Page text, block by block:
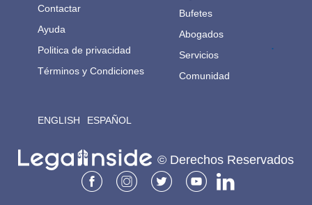
Contactar
Ayuda
Politica de privacidad
Términos y Condiciones
ENGLISH ESPAÑOL
Bufetes
Abogados
Servicios
Comunidad
.
© Derechos Reservados